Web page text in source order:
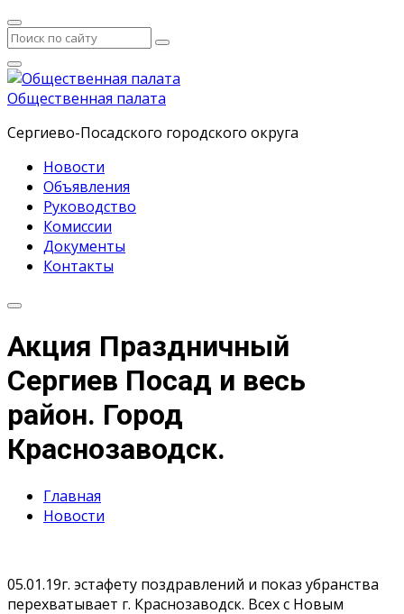
Общественная палата
Сергиево-Посадского городского округа
Новости
Объявления
Руководство
Комиссии
Документы
Контакты
Акция Праздничный
Сергиев Посад и весь
район. Город
Краснозаводск.
Главная
Новости
05.01.19г. эстафету поздравлений и показ убранства
перехватывает г. Краснозаводск. Всех с Новым